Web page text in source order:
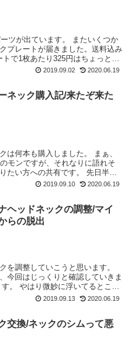
ツが出ています。 またいくつか
プレートが届きました。送料込み
で1枚あたり325円はちょっと高
部分がスペ...2019.09.02 2020.06.19
ネック購入記/来たぞ来た
は何本も購入しました。 まぁ、
モンですが、それなりに語れそ
たい方への共有です。 先日半分
した。それも一気に2本...
2019.09.10 2020.06.19
ヘッドネックの調整/マイ
らの脱出
を調整していこうと思います。
今回はじっくりと確認していきま
。 やはり微妙に浮いてるところ
いフレットのどこかし...
2019.09.13 2020.06.19
交換/ネックのシムって悪